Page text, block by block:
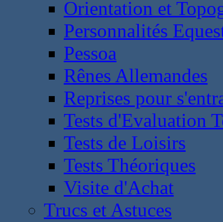
Orientation et
Personnalités
Pessoa
Rênes Allemandes
Reprises pour
Tests d'Evaluation
Tests de Loisirs
Tests Théoriques
Visite d'Achat
Trucs et Astuces